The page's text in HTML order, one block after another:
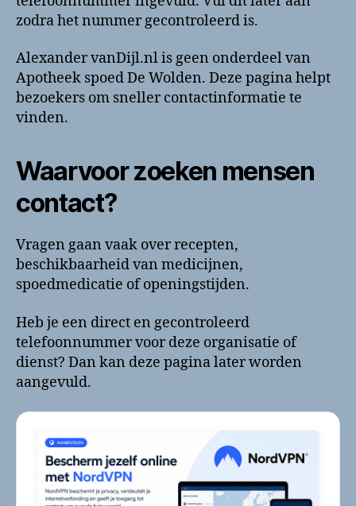
zodra het nummer gecontroleerd is.
Alexander vanDijl.nl is geen onderdeel van
Apotheek spoed De Wolden. Deze pagina helpt
bezoekers om sneller contactinformatie te
vinden.
Waarvoor zoeken mensen
contact?
Vragen gaan vaak over recepten,
beschikbaarheid van medicijnen,
spoedmedicatie of openingstijden.
Heb je een direct en gecontroleerd
telefoonnummer voor deze organisatie of
dienst? Dan kan deze pagina later worden
aangevuld.